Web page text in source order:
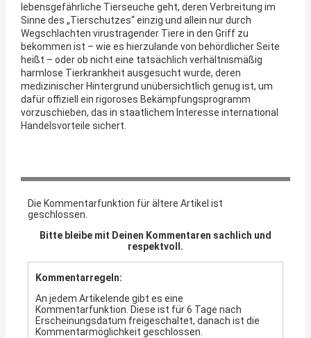
lebensgefährliche Tierseuche geht, deren Verbreitung im
Sinne des „Tierschutzes“ einzig und allein nur durch
Wegschlachten virustragender Tiere in den Griff zu
bekommen ist – wie es hierzulande von behördlicher Seite
heißt – oder ob nicht eine tatsächlich verhältnismäßig
harmlose Tierkrankheit ausgesucht wurde, deren
medizinischer Hintergrund unübersichtlich genug ist, um
dafür offiziell ein rigoroses Bekämpfungsprogramm
vorzuschieben, das in staatlichem Interesse international
Handelsvorteile sichert.
Die Kommentarfunktion für ältere Artikel ist
geschlossen.
Bitte bleibe mit Deinen Kommentaren sachlich und
respektvoll.
Kommentarregeln:
An jedem Artikelende gibt es eine
Kommentarfunktion. Diese ist für 6 Tage nach
Erscheinungsdatum freigeschaltet, danach ist die
Kommentarmöglichkeit geschlossen.